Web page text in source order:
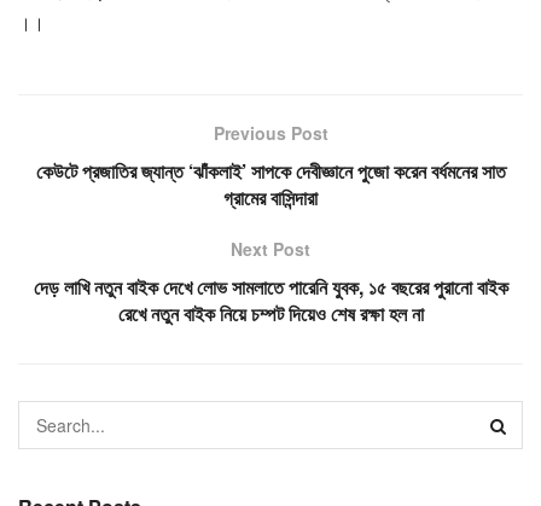
।।
Previous Post
কেউটে প্রজাতির জ্যান্ত ‘ঝাঁকলাই’ সাপকে দেবীজ্ঞানে পুজো করেন বর্ধমনের সাত
গ্রামের বাসিন্দারা
Next Post
দেড় লাখি নতুন বাইক দেখে লোভ সামলাতে পারেনি যুবক, ১৫ বছরের পুরানো বাইক
রেখে নতুন বাইক নিয়ে চম্পট দিয়েও শেষ রক্ষা হল না